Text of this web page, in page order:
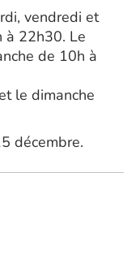
vendredi et
à 22h30. Le
de 10h à
le dimanche
décembre.